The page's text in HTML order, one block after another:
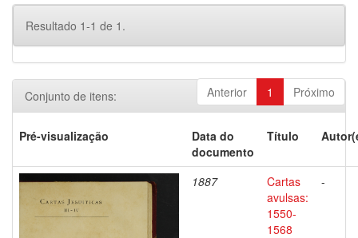
Resultado 1-1 de 1.
Anterior 1 Próximo
Conjunto de itens:
Pré-visualização
Data do
documento
Título
1887
Cartas
avulsas:
1550-
1568
-